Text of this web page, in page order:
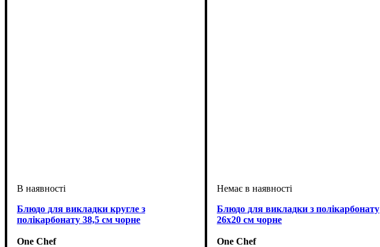
Блюдо для викладки кругле з
полікарбонату 38,5 см чорне
One Chef
Блюдо для викладки з полікарбонату
26х20 см чорне
One Chef